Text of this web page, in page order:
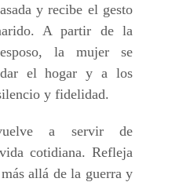
y recibe el gesto
A partir de la
la mujer se
el hogar y a los
y fidelidad.
a servir de
cotidiana. Refleja
allá de la guerra y